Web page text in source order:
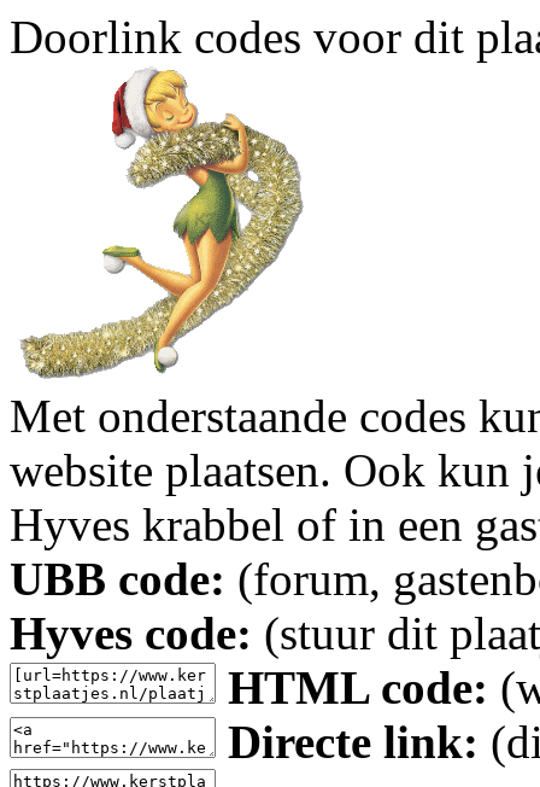
Doorlink codes voor dit
Met onderstaande codes
website plaatsen. Ook kun
Hyves krabbel of in een
UBB code: (forum,
Hyves code: (stuur dit
HTML code:
Directe link: